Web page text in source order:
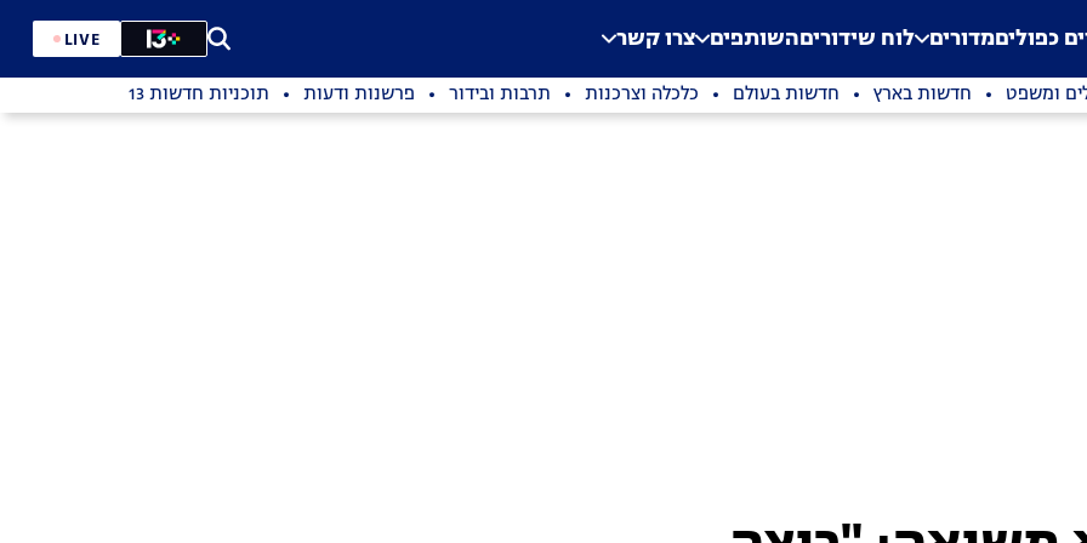
Application error: a
. כפוליםמדורים לוח שידוריםהשותפים צרו קשר LIVE
ומשפט חדשות בארץ חדשות בעולם כלכלה וצרכנות תרבות ובידור פרשנות ודעות תוכניות חדשות 13